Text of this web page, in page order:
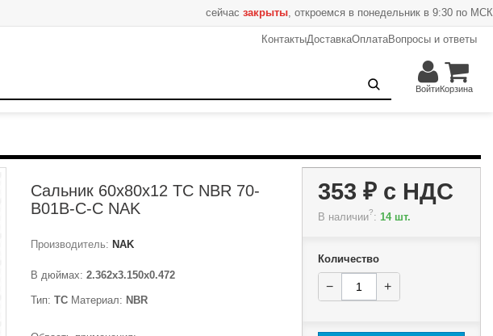
сейчас закрыты, откроемся в понедельник в 9:30 по МСК
КонтактыДоставкаОплатаВопросы и ответы
ВойтиКорзина
Сальник 60x80x12 TC NBR 70-
B01B-C-C NAK
Производитель: NAK
В дюймах: 2.362x3.150x0.472
Тип: TC Материал: NBR
353 ₽с НДС
В наличии?: 14 шт.
Количество
− +
+ В корзину